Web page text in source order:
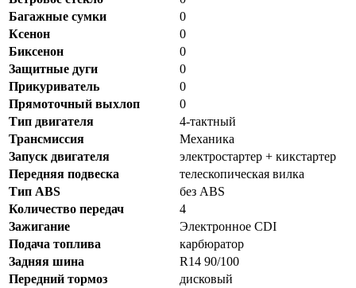
Багажные сумки
0
Ксенон
0
Биксенон
0
Защитные дуги
0
Прикуриватель
0
Прямоточный выхлоп
0
Тип двигателя
4-тактный
Трансмиссия
Механика
Запуск двигателя
электростартер + кикстартер
Передняя подвеска
телескопическая вилка
Тип ABS
без ABS
Количество передач
4
Зажигание
Электронное CDI
Подача топлива
карбюратор
Задняя шина
R14 90/100
Передний тормоз
дисковый